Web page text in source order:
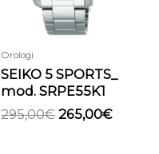
Orologi
SEIKO 5 SPORTS_
mod. SRPE55K1
295,00€ 265,00€